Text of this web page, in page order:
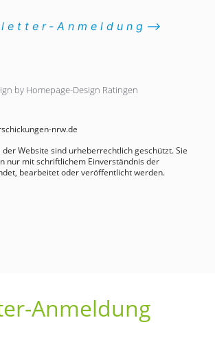
Anmeldung⟶
by Homepage-Design Ratingen
nrw.de
Website sind urheberrechtlich geschützt. Sie
nur mit schriftlichem Einverständnis der
bearbeitet oder veröffentlicht werden.
Anmeldung